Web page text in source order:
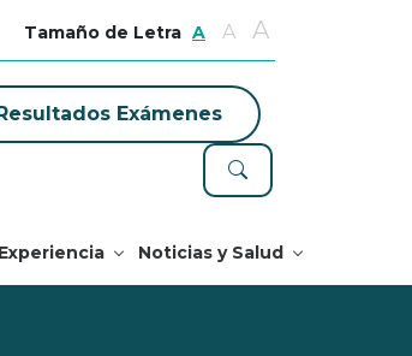
Tamaño de Letra A A A
Exámenes
Noticias y Salud